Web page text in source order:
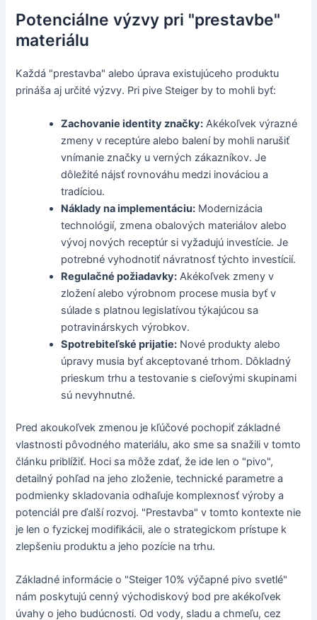
Potenciálne výzvy pri "prestavbe"
materiálu
Každá "prestavba" alebo úprava existujúceho produktu
prináša aj určité výzvy. Pri pive Steiger by to mohli byť:
Zachovanie identity značky: Akékoľvek výrazné
zmeny v receptúre alebo balení by mohli narušiť
vnímanie značky u verných zákazníkov. Je
dôležité nájsť rovnováhu medzi inováciou a
tradíciou.
Náklady na implementáciu: Modernizácia
technológií, zmena obalových materiálov alebo
vývoj nových receptúr si vyžadujú investície. Je
potrebné vyhodnotiť návratnosť týchto investícií.
Regulačné požiadavky: Akékoľvek zmeny v
zložení alebo výrobnom procese musia byť v
súlade s platnou legislatívou týkajúcou sa
potravinárskych výrobkov.
Spotrebiteľské prijatie: Nové produkty alebo
úpravy musia byť akceptované trhom. Dôkladný
prieskum trhu a testovanie s cieľovými skupinami
sú nevyhnutné.
Pred akoukoľvek zmenou je kľúčové pochopiť základné
vlastnosti pôvodného materiálu, ako sme sa snažili v tomto
článku priblížiť. Hoci sa môže zdať, že ide len o "pivo",
detailný pohľad na jeho zloženie, technické parametre a
podmienky skladovania odhaľuje komplexnosť výroby a
potenciál pre ďalší rozvoj. "Prestavba" v tomto kontexte nie
je len o fyzickej modifikácii, ale o strategickom prístupe k
zlepšeniu produktu a jeho pozície na trhu.
Základné informácie o "Steiger 10% výčapné pivo svetlé"
nám poskytujú cenný východiskový bod pre akékoľvek
úvahy o jeho budúcnosti. Od vody, sladu a chmeľu, cez